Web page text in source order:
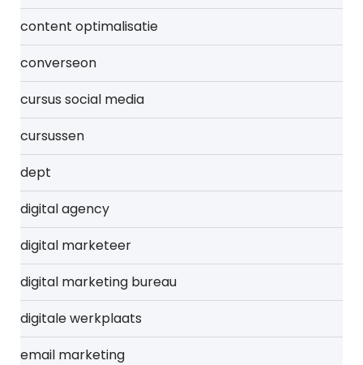
content optimalisatie
converseon
cursus social media
cursussen
dept
digital agency
digital marketeer
digital marketing bureau
digitale werkplaats
email marketing